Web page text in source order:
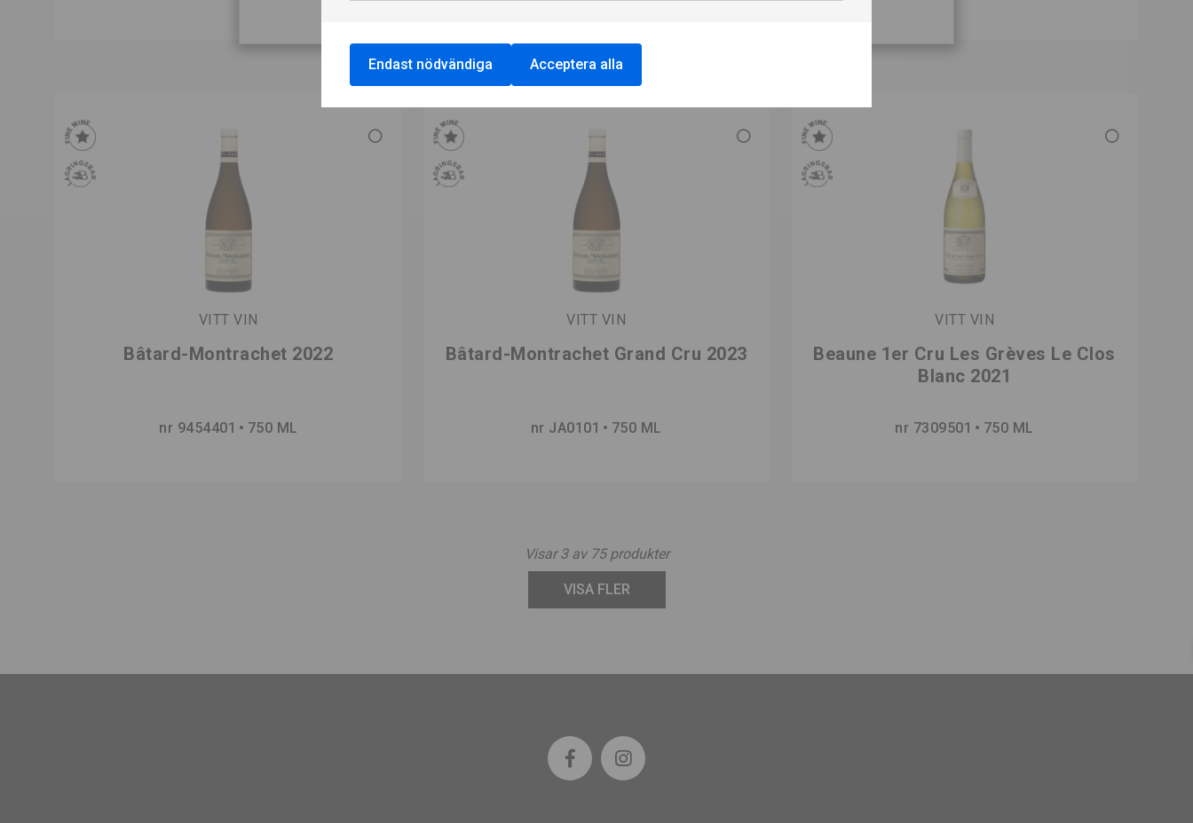
VITT VIN
Bâtard-Montrachet 2022
nr 9454401 750 ML
VITT VIN
Bâtard-Montrachet Grand Cru 2023
nr JA0101 750 ML
VITT VIN
Beaune 1er Cru Les Grèves Le Clos
Blanc 2021
nr 7309501 750 ML
Visar3av 75produkter
VISA FLER
Endast nödvändiga Acceptera alla